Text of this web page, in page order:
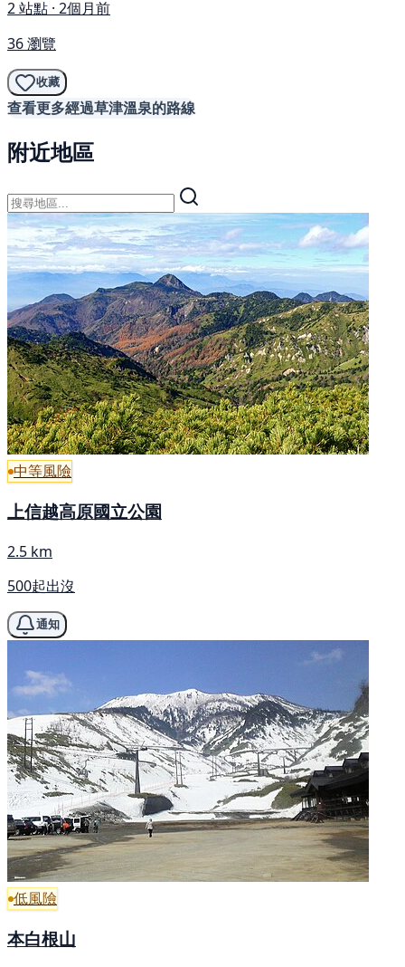
2 站點 · 2個月前
36 瀏覽
收藏
查看更多經過草津溫泉的路線
附近地區
中等風險
上信越高原國立公園
2.5 km
500起出沒
通知
低風險
本白根山